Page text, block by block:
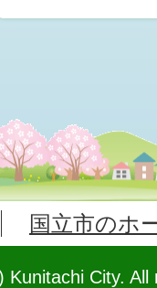
国立市のホ
Kunitachi City.